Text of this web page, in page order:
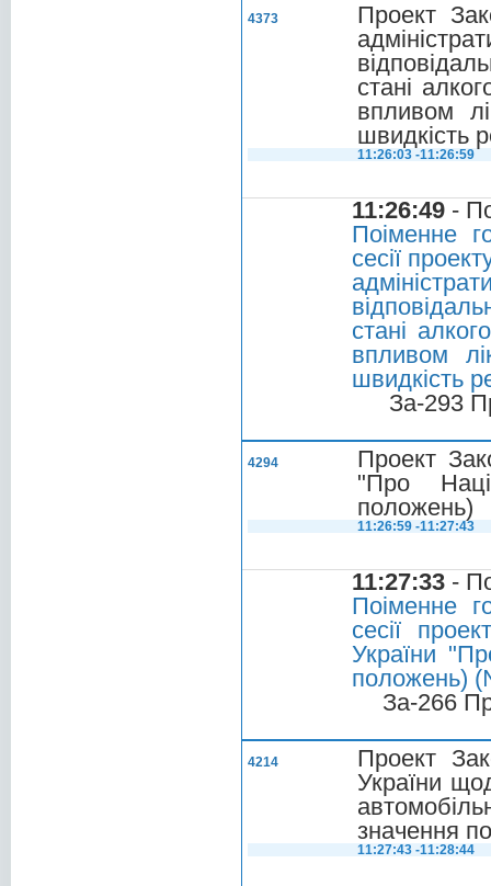
4373
Проект
стані
впливом
швидкість
11:26:03 -11:26:59
11:26:49 -
Поіменне
сесії
стані
впливом
швидкість
За-293
4294
Проект
"Про
положень)
11:26:59 -11:27:43
11:27:33 -
Поіменне
сесії
України
положень)
За-266
4214
Проект
України
значення по
11:27:43 -11:28:44